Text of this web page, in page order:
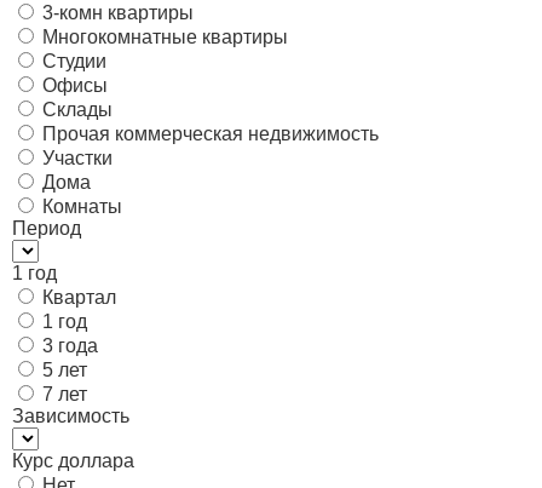
3-комн квартиры
Многокомнатные квартиры
Студии
Офисы
Склады
Прочая коммерческая недвижимость
Участки
Дома
Комнаты
Период
1 год
Квартал
1 год
3 года
5 лет
7 лет
Зависимость
Курс доллара